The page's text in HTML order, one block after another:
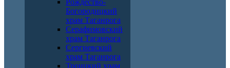
Богородицкий
храм Таганрога
Серафимовский
храм Таганрога
Сергиевский
храм Таганрога
Троицкий храм